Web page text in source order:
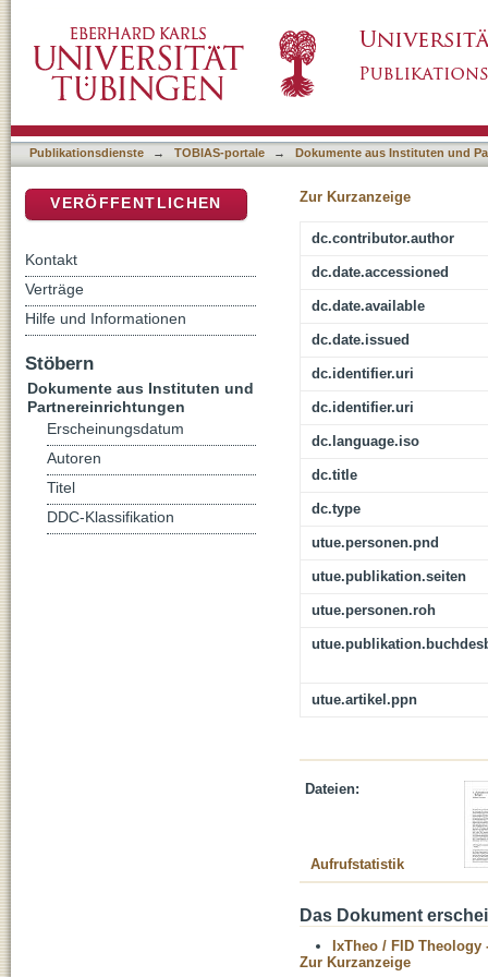
Publikationsdienste → TOBIAS-portale → Dokumente aus Instituten und
Zur Kurzanzeige
dc.contributor.author
dc.date.accessioned
dc.date.available
dc.date.issued
dc.identifier.uri
dc.identifier.uri
dc.language.iso
dc.title
dc.type
utue.personen.pnd
utue.publikation.seiten
utue.personen.roh
utue.artikel.ppn
Dateien:
Aufrufstatistik
Das Dokument
IxTheo / FID Theology
Zur Kurzanzeige
VERÖFFENTLICHEN
Kontakt
Verträge
Hilfe und Informationen
Stöbern
Dokumente aus Instituten und
Partnereinrichtungen
Erscheinungsdatum
Autoren
Titel
DDC-Klassifikation